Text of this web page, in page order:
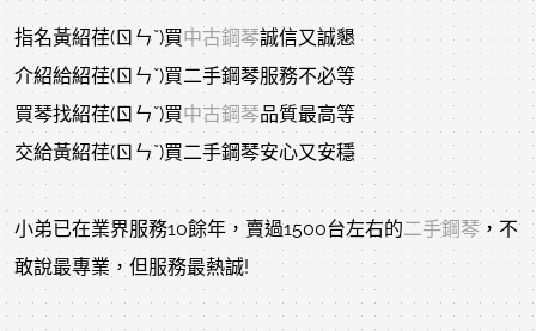
指名黃紹荏(ㄖㄣˇ)買中古鋼琴誠信又誠懇
介紹給紹荏(ㄖㄣˇ)買二手鋼琴服務不必等
買琴找紹荏(ㄖㄣˇ)買中古鋼琴品質最高等
交給黃紹荏(ㄖㄣˇ)買二手鋼琴安心又安穩
小弟已在業界服務10餘年，賣過1500台左右的二手鋼琴，不
敢說最專業，但服務最熱誠!